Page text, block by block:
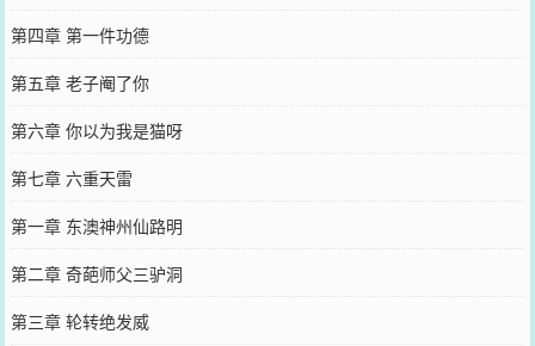
第四章 第一件功德
第五章 老子阉了你
第六章 你以为我是猫呀
第七章 六重天雷
第一章 东澳神州仙路明
第二章 奇葩师父三驴洞
第三章 轮转绝发威